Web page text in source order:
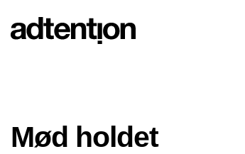
to
content
Mød holdet